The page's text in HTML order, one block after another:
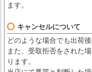
ます。
キャンセルについて
どのような場合でも出荷
また、受取拒否をされた
ります。